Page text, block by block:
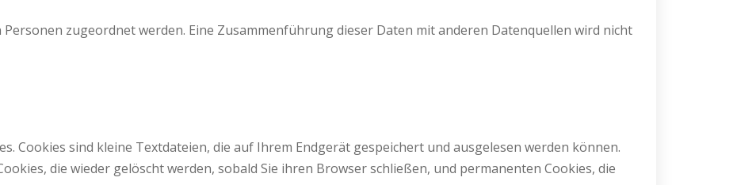
zugeordnet werden. Eine Zusammenführung dieser Daten mit anderen Datenquellen wird nicht
Cookies sind kleine Textdateien, die auf Ihrem Endgerät gespeichert und ausgelesen werden können.
die wieder gelöscht werden, sobald Sie ihren Browser schließen, und permanenten Cookies, die